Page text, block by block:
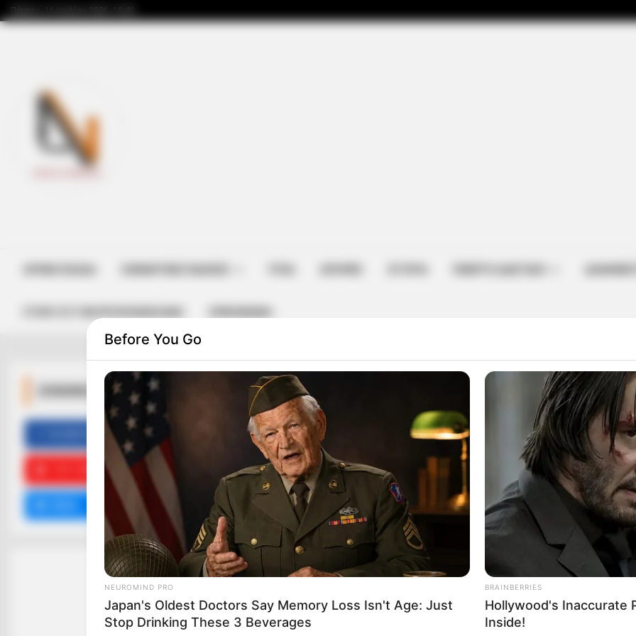
ΚΟΙΝΩΝΙΚΑ ΔΙΚΤΥΑ
ΕΓΓΡΑΦΕΊΤΕ
ΑΚΟΛΟΥΘΉΣΤΕ
Before You Go
NEUROMIND PRO
Japan's Oldest Doctors Say Memory Loss Isn't Age: Just
Stop Drinking These 3 Beverages
BRAINBERRIES
Hollywood's Inaccurate
Inside!
Brain Fog In Adults Over 60
Stop Drinking These 3
HABERION
They Lifted The Blue Tarp And
Couldn't Believe Their Eyes!
Scientist Finds Object In Ice—And
Freezes In Fear!